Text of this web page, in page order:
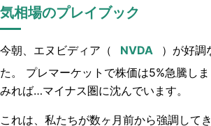
気相場のプレイブック
今朝、エヌビディア（
）が好調
た。 プレマーケットで株価は5%急騰し
みれば…マイナス圏に沈んでいます。
これは、私たちが数ヶ月前から強調して